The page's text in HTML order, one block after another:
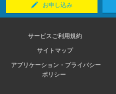
お申し込み
サービスご利用規約
サイトマップ
アプリケーション・プライバシー
ポリシー